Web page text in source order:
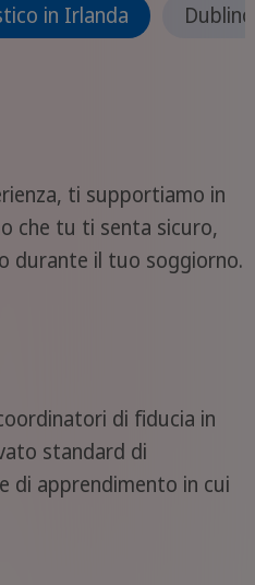
in Irlanda Dublino
ti supportiamo in
che tu ti senta sicuro,
durante il tuo soggiorno.
di fiducia in
standard di
di apprendimento in cui